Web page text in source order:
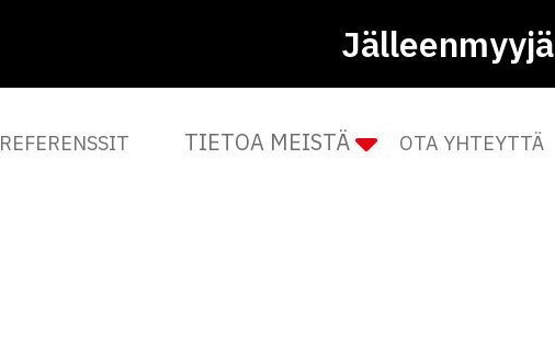
Jälleenmyyjä
REFERENSSIT TIETOA MEISTÄ OTA YHTEYTTÄ